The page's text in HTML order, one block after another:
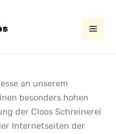
an unserem
besonders hohen
der Cloos Schreinerei
Internetseiten der